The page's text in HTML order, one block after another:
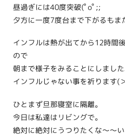
昼過ぎには40度突破(ﾟoﾟ;;
夕方に一度7度台まで下がるも
インフルは熱が出てから12時間
ので
朝まで様子をみることにしました
インフルじゃない事を祈ります(
ひとまず旦那寝室に隔離。
今日は私達はリビングで。
絶対に絶対にうつりたくな〜〜い